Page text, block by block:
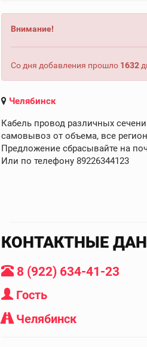
Внимание!
Со дня добавления прошло 1632
Челябинск
Кабель провод различных
самовывоз от объема, все
Предложение сбрасывайте на
Или по телефону 89226344123
КОНТАКТНЫЕ
8 (922) 634-41-23
Гость
Челябинск